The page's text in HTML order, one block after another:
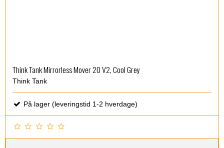
Think Tank Mirrorless Mover 20 V2, Cool Grey
Think Tank
På lager (leveringstid 1-2 hverdage)